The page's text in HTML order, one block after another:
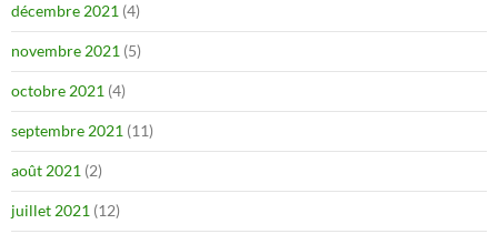
décembre 2021 (4)
novembre 2021 (5)
octobre 2021 (4)
septembre 2021 (11)
août 2021 (2)
juillet 2021 (12)